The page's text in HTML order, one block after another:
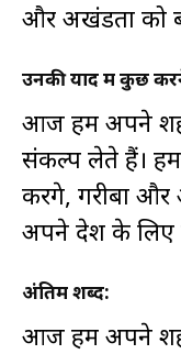
और अखंडता को
उनकी याद में कुछ
आज हम अपने
संकल्प लेते हैं। हम
करेंगे, गरीबों
अपने देश के लिए
अंतिम शब्द:
आज हम अपने